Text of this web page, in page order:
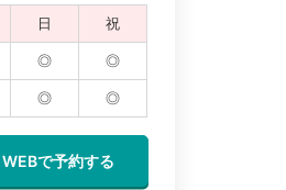
日 祝
◎ ◎
◎ ◎
WEBで予約する